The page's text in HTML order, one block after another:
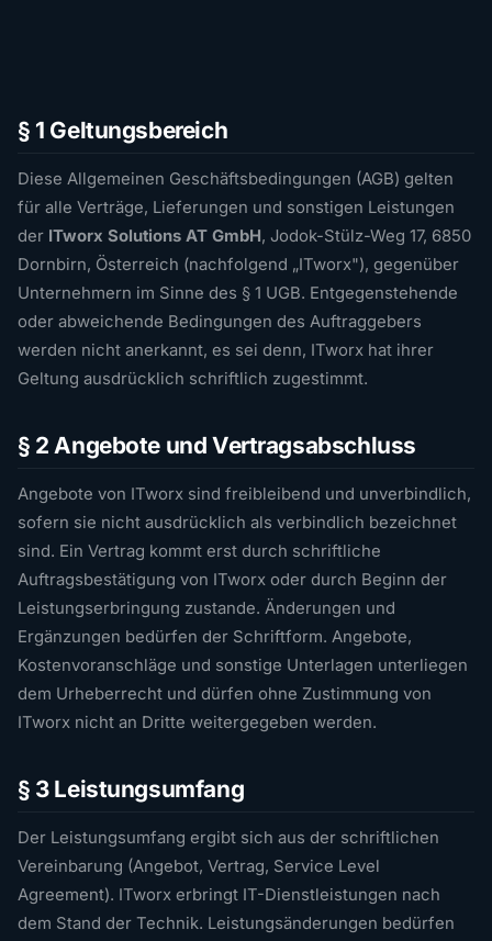
§ 1 Geltungsbereich
Diese Allgemeinen Geschäftsbedingungen (AGB) gelten
für alle Verträge, Lieferungen und sonstigen Leistungen
der ITworx Solutions AT GmbH, Jodok-Stülz-Weg 17, 6850
Dornbirn, Österreich (nachfolgend „ITworx"), gegenüber
Unternehmern im Sinne des § 1 UGB. Entgegenstehende
oder abweichende Bedingungen des Auftraggebers
werden nicht anerkannt, es sei denn, ITworx hat ihrer
Geltung ausdrücklich schriftlich zugestimmt.
§ 2 Angebote und Vertragsabschluss
Angebote von ITworx sind freibleibend und unverbindlich,
sofern sie nicht ausdrücklich als verbindlich bezeichnet
sind. Ein Vertrag kommt erst durch schriftliche
Auftragsbestätigung von ITworx oder durch Beginn der
Leistungserbringung zustande. Änderungen und
Ergänzungen bedürfen der Schriftform. Angebote,
Kostenvoranschläge und sonstige Unterlagen unterliegen
dem Urheberrecht und dürfen ohne Zustimmung von
ITworx nicht an Dritte weitergegeben werden.
§ 3 Leistungsumfang
Der Leistungsumfang ergibt sich aus der schriftlichen
Vereinbarung (Angebot, Vertrag, Service Level
Agreement). ITworx erbringt IT-Dienstleistungen nach
dem Stand der Technik. Leistungsänderungen bedürfen